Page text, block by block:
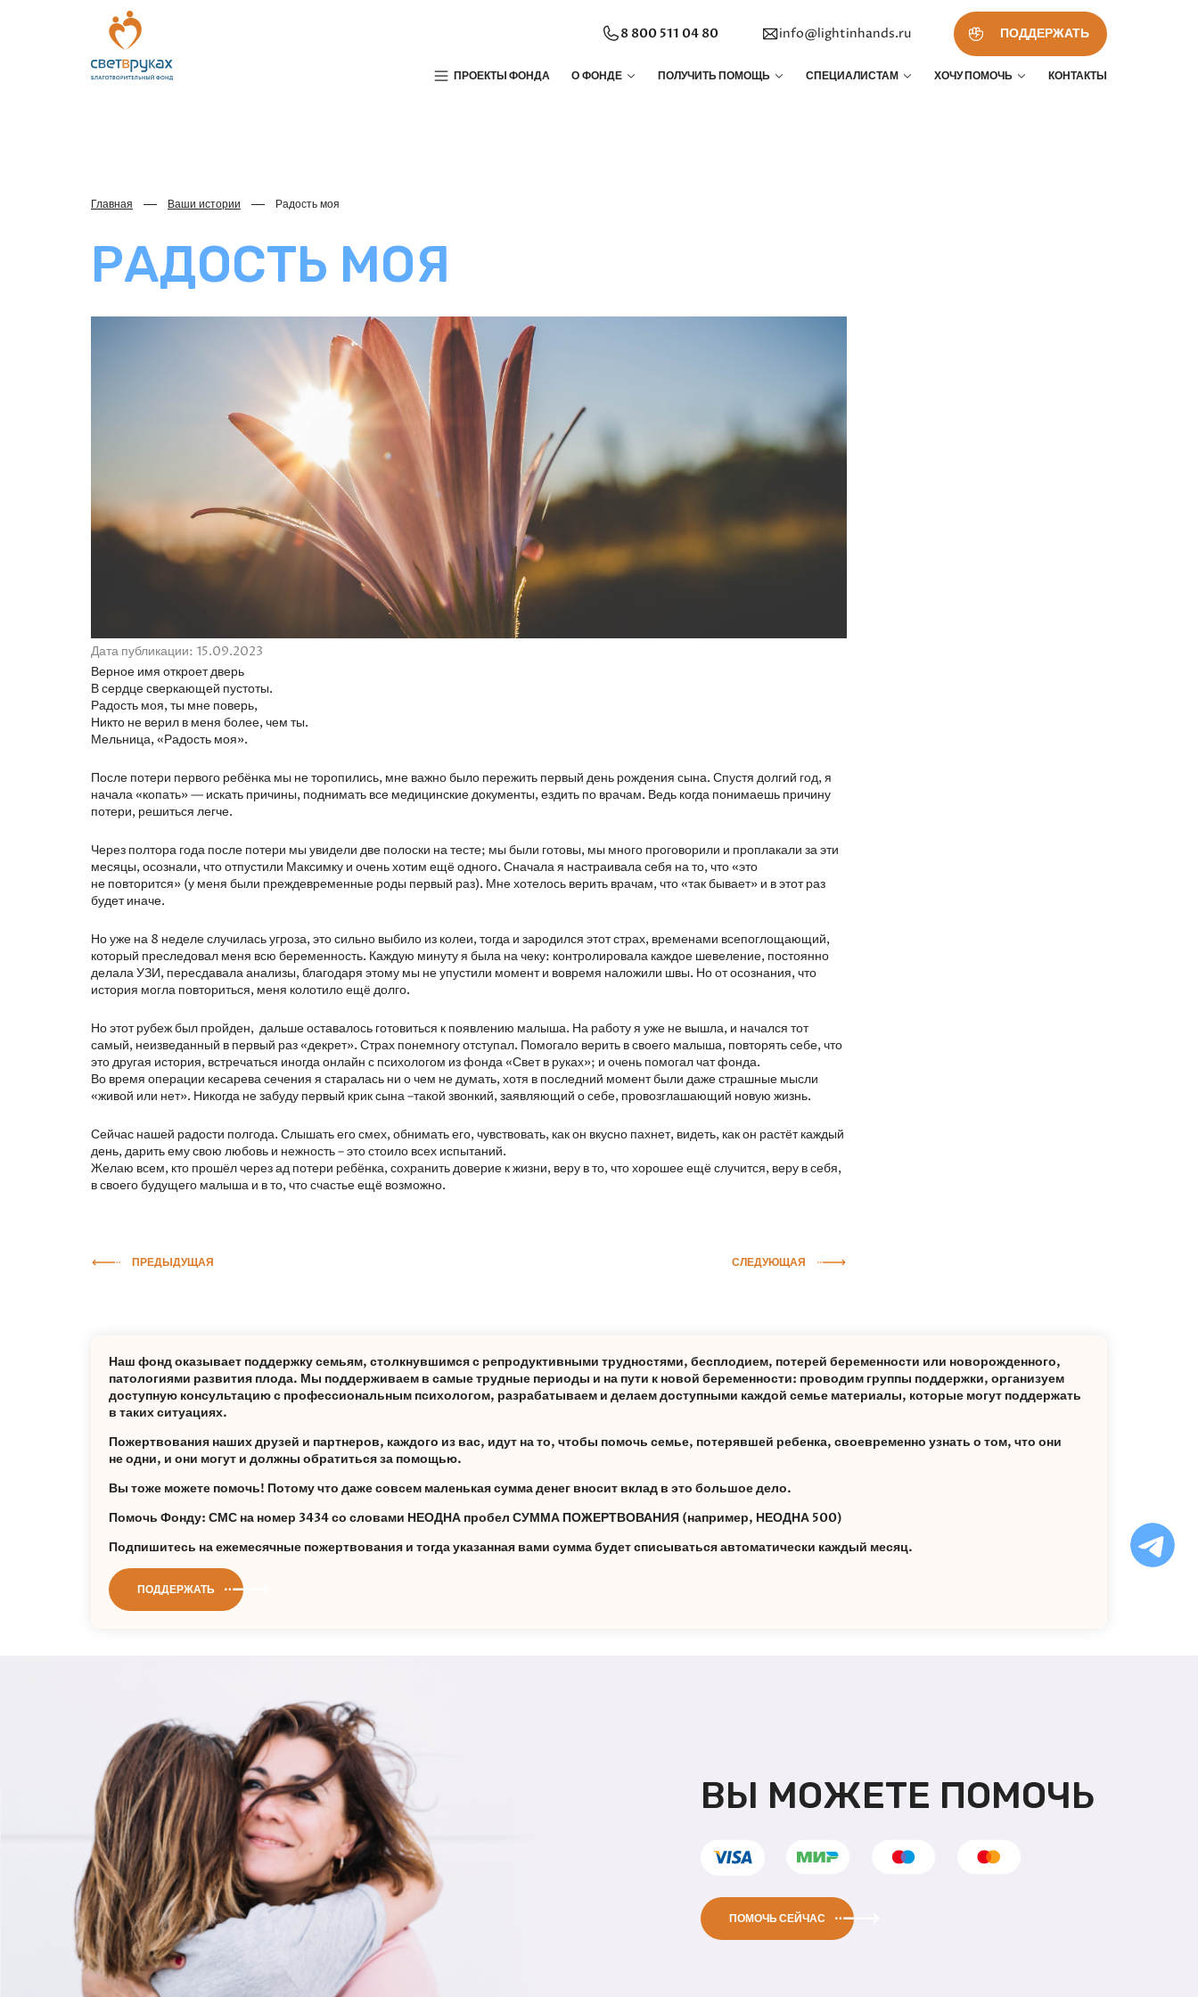
8 800 511 04 80 info@lightinhands.ru ПОДДЕРЖАТЬ
ПРОЕКТЫ ФОНДА О ФОНДЕ ПОЛУЧИТЬ ПОМОЩЬ СПЕЦИАЛИСТАМ ХОЧУ ПОМОЧЬ КОНТАКТЫ
Главная Ваши истории Радость моя
РАДОСТЬ МОЯ
Дата публикации: 15.09.2023
Верное имя откроет дверь
В сердце сверкающей пустоты.
Радость моя, ты мне поверь,
Никто не верил в меня более, чем ты.
Мельница, «Радость моя».
После потери первого ребёнка мы не торопились, мне важно было пережить первый день рождения сына. Спустя долгий год, я
начала «копать» — искать причины, поднимать все медицинские документы, ездить по врачам. Ведь когда понимаешь причину
потери, решиться легче.
Через полтора года после потери мы увидели две полоски на тесте; мы были готовы, мы много проговорили и проплакали за эти
месяцы, осознали, что отпустили Максимку и очень хотим ещё одного. Сначала я настраивала себя на то, что «это
не повторится» (у меня были преждевременные роды первый раз). Мне хотелось верить врачам, что «так бывает» и в этот раз
будет иначе.
Но уже на 8 неделе случилась угроза, это сильно выбило из колеи, тогда и зародился этот страх, временами всепоглощающий,
который преследовал меня всю беременность. Каждую минуту я была на чеку: контролировала каждое шевеление, постоянно
делала УЗИ, пересдавала анализы, благодаря этому мы не упустили момент и вовремя наложили швы. Но от осознания, что
история могла повториться, меня колотило ещё долго.
Но этот рубеж был пройден, дальше оставалось готовиться к появлению малыша. На работу я уже не вышла, и начался тот
самый, неизведанный в первый раз «декрет». Страх понемногу отступал. Помогало верить в своего малыша, повторять себе, что
это другая история, встречаться иногда онлайн с психологом из фонда «Свет в руках»; и очень помогал чат фонда.
Во время операции кесарева сечения я старалась ни о чем не думать, хотя в последний момент были даже страшные мысли
«живой или нет». Никогда не забуду первый крик сына –такой звонкий, заявляющий о себе, провозглашающий новую жизнь.
Сейчас нашей радости полгода. Слышать его смех, обнимать его, чувствовать, как он вкусно пахнет, видеть, как он растёт каждый
день, дарить ему свою любовь и нежность – это стоило всех испытаний.
Желаю всем, кто прошёл через ад потери ребёнка, сохранить доверие к жизни, веру в то, что хорошее ещё случится, веру в себя,
в своего будущего малыша и в то, что счастье ещё возможно.
ПРЕДЫДУЩАЯ СЛЕДУЮЩАЯ
Наш фонд оказывает поддержку семьям, столкнувшимся с репродуктивными трудностями, бесплодием, потерей беременности или новорожденного,
патологиями развития плода. Мы поддерживаем в самые трудные периоды и на пути к новой беременности: проводим группы поддержки, организуем
доступную консультацию с профессиональным психологом, разрабатываем и делаем доступными каждой семье материалы, которые могут поддержать
в таких ситуациях.
Пожертвования наших друзей и партнеров, каждого из вас, идут на то, чтобы помочь семье, потерявшей ребенка, своевременно узнать о том, что они
не одни, и они могут и должны обратиться за помощью.
Вы тоже можете помочь! Потому что даже совсем маленькая сумма денег вносит вклад в это большое дело.
Помочь Фонду: СМС на номер 3434 со словами НЕОДНА пробел СУММА ПОЖЕРТВОВАНИЯ (например, НЕОДНА 500)
Подпишитесь на ежемесячные пожертвования и тогда указанная вами сумма будет списываться автоматически каждый месяц.
ПОДДЕРЖАТЬ
ВЫ МОЖЕТЕ ПОМОЧЬ
ПОМОЧЬ СЕЙЧАС